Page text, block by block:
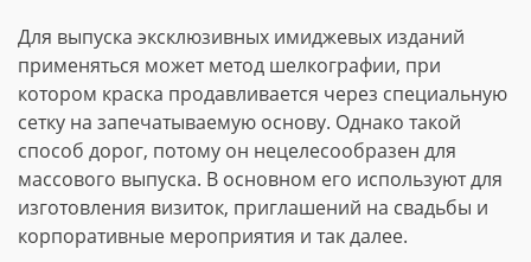
Для выпуска эксклюзивных имиджевых изданий
применяться может метод шелкографии, при
котором краска продавливается через специальную
сетку на запечатываемую основу. Однако такой
способ дорог, потому он нецелесообразен для
массового выпуска. В основном его используют для
изготовления визиток, приглашений на свадьбы и
корпоративные мероприятия и так далее.